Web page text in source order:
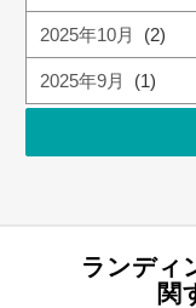
2025年10月 (2)
2025年9月 (1)
ランディ
関